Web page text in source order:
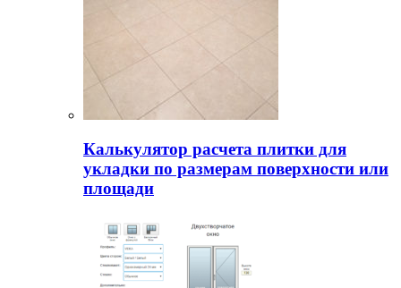
Калькулятор расчета плитки для
укладки по размерам поверхности или
площади